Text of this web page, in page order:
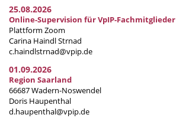
25.08.2026
Online-Supervision für VpIP-Fachmitglieder
Plattform Zoom
Carina Haindl Strnad
c.haindlstrnad@vpip.de
01.09.2026
Region Saarland
66687 Wadern-Noswendel
Doris Haupenthal
d.haupenthal@vpip.de